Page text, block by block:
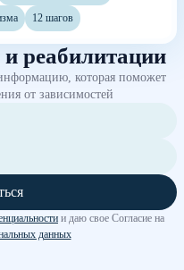
12 шагов
реабилитации
которая поможет
от зависимостей
и даю свое Согласие на
данных